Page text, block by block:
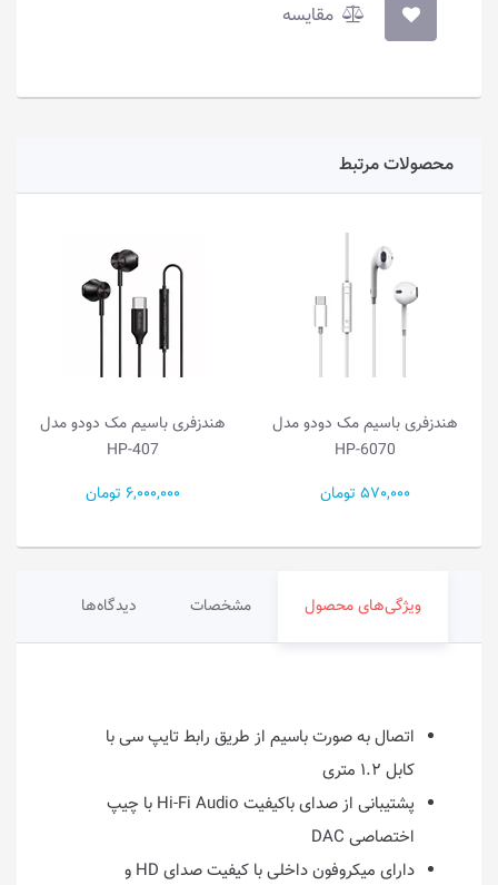
مقایسه
محصولات مرتبط
هندزفری با‌سیم مک دو‌دو مدل
HP-6070
570,000 تومان
هندزفری با‌سیم مک دودو مدل
HP-407
6,000,000 تومان
ویژگی‌های محصول مشخصات دیدگاه‌ها
اتصال به صورت باسیم از طریق رابط تایپ سی با
کابل ۱.۲ متری
پشتیبانی از صدای باکیفیت Hi-Fi Audio با چیپ
اختصاصی DAC
دارای میکروفون داخلی با کیفیت صدای HD و